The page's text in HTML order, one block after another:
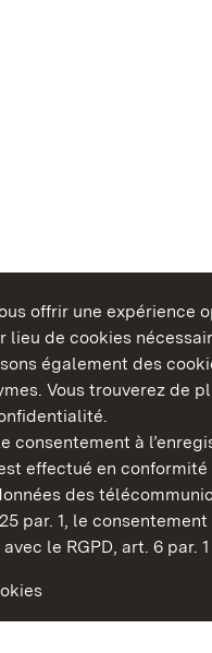
offrir une expérience
lieu de cookies
également des
Vous trouverez de
consentement à
effectué en
des
par. 1, le consentement
le RGPD, art. 6 par.
Bade-Wurtemberg